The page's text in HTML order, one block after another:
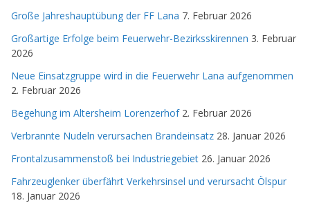
Große Jahreshauptübung der FF Lana 7. Februar 2026
Großartige Erfolge beim Feuerwehr-Bezirksskirennen 3. Februar
2026
Neue Einsatzgruppe wird in die Feuerwehr Lana aufgenommen
2. Februar 2026
Begehung im Altersheim Lorenzerhof 2. Februar 2026
Verbrannte Nudeln verursachen Brandeinsatz 28. Januar 2026
Frontalzusammenstoß bei Industriegebiet 26. Januar 2026
Fahrzeuglenker überfährt Verkehrsinsel und verursacht Ölspur
18. Januar 2026